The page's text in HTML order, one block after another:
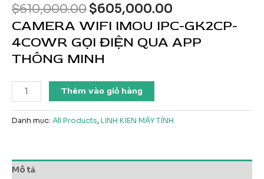
$610,000.00Giá
gốc
là:
$610,000.00.
$605,000.00
hiện
tại
là:
CAMERA WIFI IMOU IPC-GK2CP-
4COWR GỌI ĐIỆN QUA APP
THÔNG MINH
CAMERA
WIFI
IMOU
IPC-
GỌI
Thêm vào giỏ hàng
Danh mục: All Products,LINH KIEN MÁY TÍNH
Mô tả